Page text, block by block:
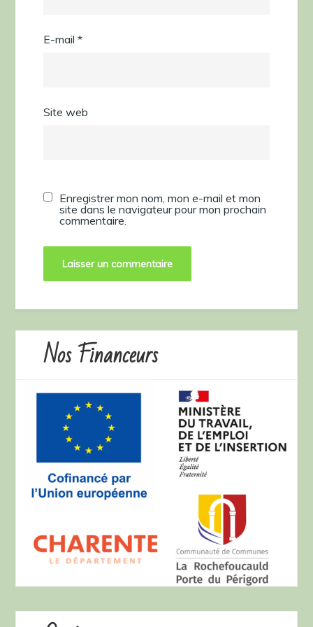
E-mail*
Site web
Enregistrer mon nom, mon e-mail et mon
site dans le navigateur pour mon prochain
commentaire.
Nos Financeurs